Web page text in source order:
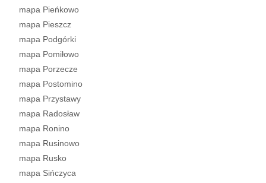
mapa Pieńkowo
mapa Pieszcz
mapa Podgórki
mapa Pomiłowo
mapa Porzecze
mapa Postomino
mapa Przystawy
mapa Radosław
mapa Ronino
mapa Rusinowo
mapa Rusko
mapa Sińczyca